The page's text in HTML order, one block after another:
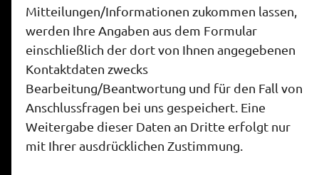
Mitteilungen/Informationen zukommen lassen,
werden Ihre Angaben aus dem Formular
einschließlich der dort von Ihnen angegebenen
Kontaktdaten zwecks
Bearbeitung/Beantwortung und für den Fall von
Anschlussfragen bei uns gespeichert. Eine
Weitergabe dieser Daten an Dritte erfolgt nur
mit Ihrer ausdrücklichen Zustimmung.